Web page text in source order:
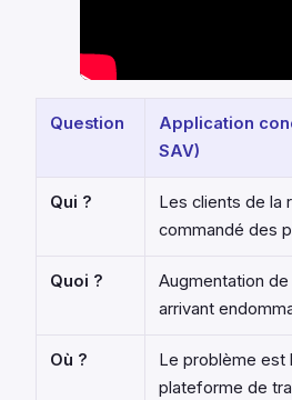
Question
Application
SAV)
Qui ?
Les clients de la
commandé des
Quoi ?
Augmentation
arrivant
Où ?
Le problème est
plateforme de